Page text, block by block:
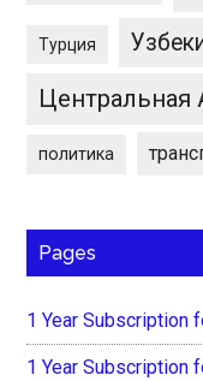
Турция
Центральная
политика
Pages
1 Year Subscription
1 Year Subscription